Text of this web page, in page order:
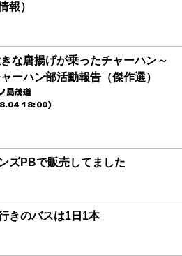
報）
な唐揚げが乗ったチャーハン～
ーハン部活動報告（傑作選）
島茂道
18:00)
ズPBで販売してました
きのバスは1日1本